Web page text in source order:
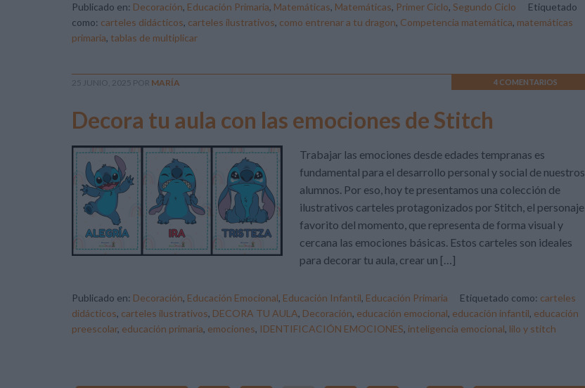
Publicado en: Decoración, Educación Primaria, Matemáticas, Matemáticas, Primer Ciclo, Segundo Ciclo
Etiquetado
como: carteles didácticos, carteles ilustrativos, como entrenar a tu dragon, Competencia matemática, matemáticas
primaria, tablas de multiplicar
25 JUNIO, 2025 POR MARÍA 4 COMENTARIOS
Decora tu aula con las emociones de Stitch
Trabajar las emociones desde edades tempranas es
fundamental para el desarrollo personal y social de nuestros
alumnos. Por eso, hoy te presentamos una colección de
ilustrativos carteles protagonizados por Stitch, el personaje
favorito del momento, que representa de forma visual y
cercana las emociones básicas. Estos carteles son ideales
para decorar tu aula, crear un […]
Publicado en: Decoración, Educación Emocional, Educación Infantil, Educación Primaria Etiquetado como: carteles
didácticos, carteles ilustrativos, DECORA TU AULA, Decoración, educación emocional, educación infantil, educación
preescolar, educación primaria, emociones, IDENTIFICACIÓN EMOCIONES, inteligencia emocional, lilo y stitch